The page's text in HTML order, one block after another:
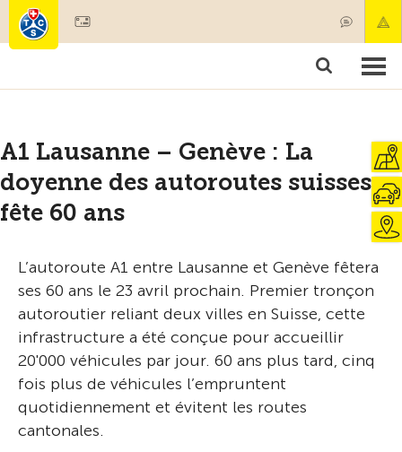
Membres & prestations
A1 Lausanne – Genève : La
doyenne des autoroutes suisses
fête 60 ans
L’autoroute A1 entre Lausanne et Genève fêtera
ses 60 ans le 23 avril prochain. Premier tronçon
autoroutier reliant deux villes en Suisse, cette
infrastructure a été conçue pour accueillir
20'000 véhicules par jour. 60 ans plus tard, cinq
fois plus de véhicules l’empruntent
quotidiennement et évitent les routes
cantonales.